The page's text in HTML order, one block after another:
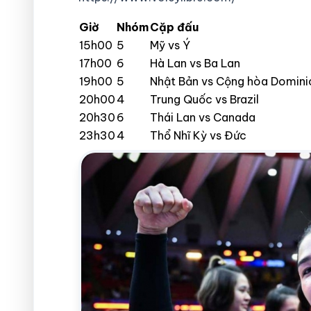
Giờ NhómCặp đấu
15h00 5
Mỹ vs Ý
17h00 6
Hà Lan vs Ba Lan
19h00 5
Nhật Bản vs Cộng hòa
20h00 4
Trung Quốc vs Brazil
20h30 6
Thái Lan vs Canada
23h30 4 Thổ Nhĩ Kỳ vs Đức